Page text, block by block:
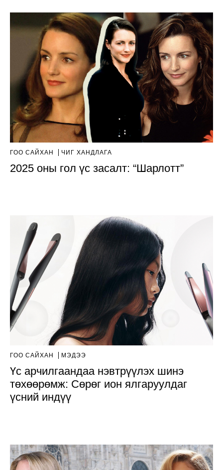
ГОО САЙХАН ЧИГ ХАНДЛАГА
2025 оны гол үс засалт: “Шарлотт”
ГОО САЙХАН МЭДЭЭ
Үс арчилгаандаа нэвтрүүлэх шинэ
төхөөрөмж: Сөрөг ион ялгаруулдаг
үсний индүү